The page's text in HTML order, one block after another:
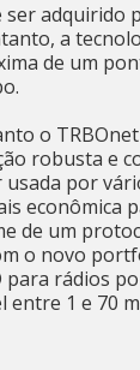
adquirido
a
de um
o
robusta e
usada por
econômica
de um
o novo
rádios
1 e 70